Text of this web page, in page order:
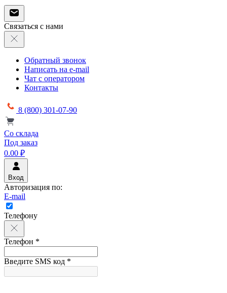
Связаться с нами
Обратный звонок
Написать на e-mail
Чат с оператором
Контакты
8 (800) 301-07-90
Со склада
Под заказ
0.00 ₽
Вход
Авторизация по:
E-mail
Телефону
Телефон *
Введите SMS код *